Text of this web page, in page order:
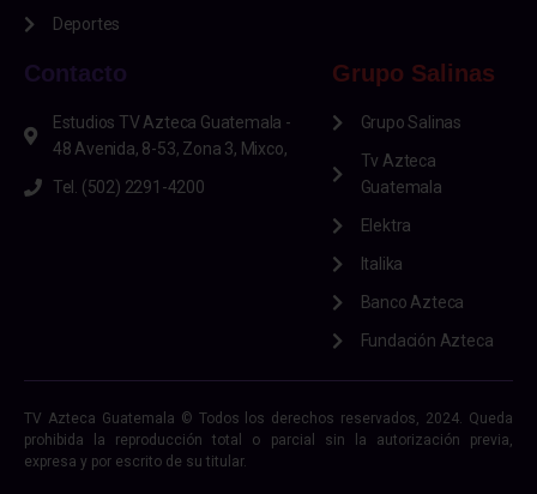
Según información preliminar, un avión que intentó
despegar, tuvo que aterrizar de emergencia debido
a que tuvo problemas en el tren de aterrizaje,
concretamente un neumático delantero.